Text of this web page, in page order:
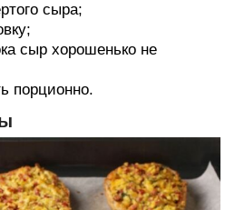
сыра;
сыр хорошенько не
порционно.